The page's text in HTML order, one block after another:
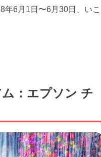
6月1日〜6月30日、いこ
：エプソン チ